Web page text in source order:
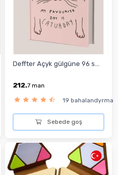
Deffter Açyk gülgüne 96 s...
212.7 man
19 bahalandyrma
Sebede goş